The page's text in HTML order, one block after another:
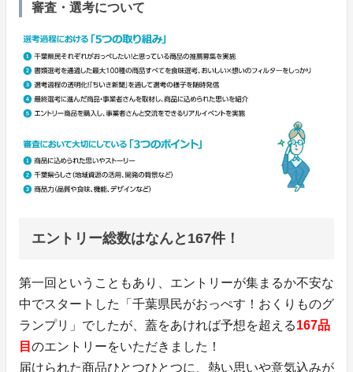
審査・選考について
エントリー総数はなんと167件！
第一回ということもあり、エントリーが集まるか不安な
中でスタートした「千葉県民がおっぺす！おくりものグ
ランプリ」でしたが、蓋をあければ予想を超える167品
目 のエントリーをいただきました！
届けられた商品ひとつひとつに、熱い思いや意気込みが